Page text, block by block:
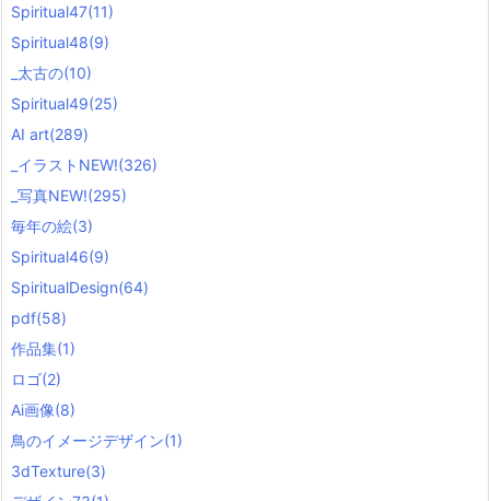
o
r
e
s
)
Spiritual47(11)
Spiritual48(9)
_太古の(10)
Spiritual49(25)
AI art(289)
_イラストNEW!(326)
_写真NEW!(295)
毎年の絵(3)
Spiritual46(9)
SpiritualDesign(64)
pdf(58)
作品集(1)
ロゴ(2)
Ai画像(8)
鳥のイメージデザイン(1)
3dTexture(3)